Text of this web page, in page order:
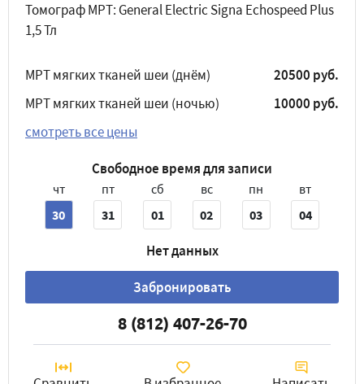
Томограф МРТ: General Electric Signa Echospeed Plus
1,5 Тл
МРТ мягких тканей шеи (днём)
20500 руб.
МРТ мягких тканей шеи (ночью)
10000 руб.
смотреть все цены
Свободное время для записи
чт
30
пт
31
сб
01
вс
02
пн
03
вт
04
Нет данных
Забронировать
8 (812) 407-26-70